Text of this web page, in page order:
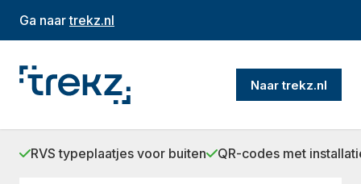
Ga naartrekz.nl
Naar trekz.nl
RVS typeplaatjes voor buiten QR-codes met